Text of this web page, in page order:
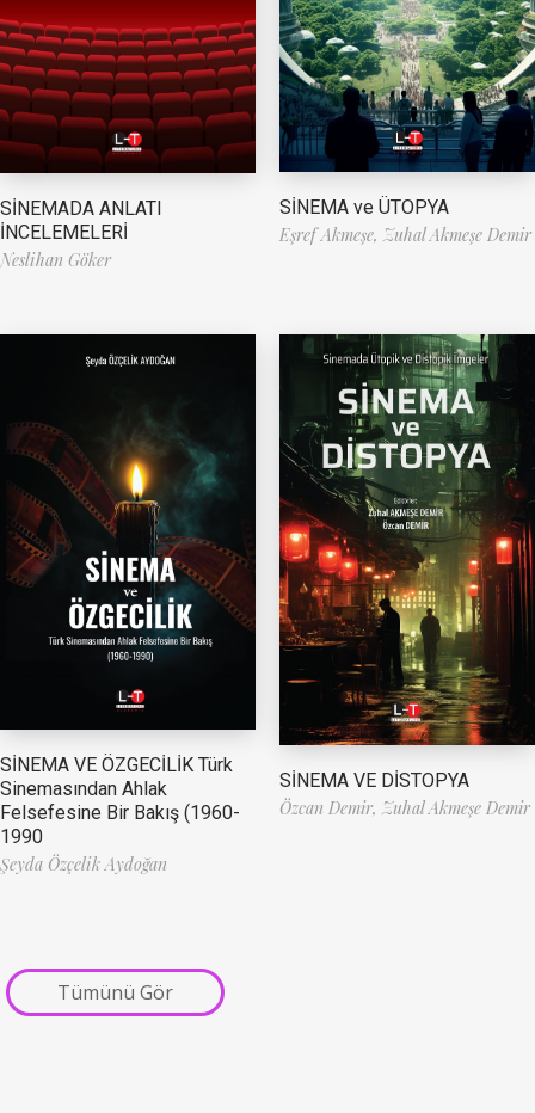
SİNEMADA ANLATI
İNCELEMELERİ
Neslihan Göker
SİNEMA ve ÜTOPYA
Eşref Akmeşe, Zuhal Akmeşe Demir
SİNEMA VE ÖZGECİLİK Türk
Sinemasından Ahlak
Felsefesine Bir Bakış (1960-
1990
Şeyda Özçelik Aydoğan
SİNEMA VE DİSTOPYA
Özcan Demir, Zuhal Akmeşe Demir
Tümünü Gör